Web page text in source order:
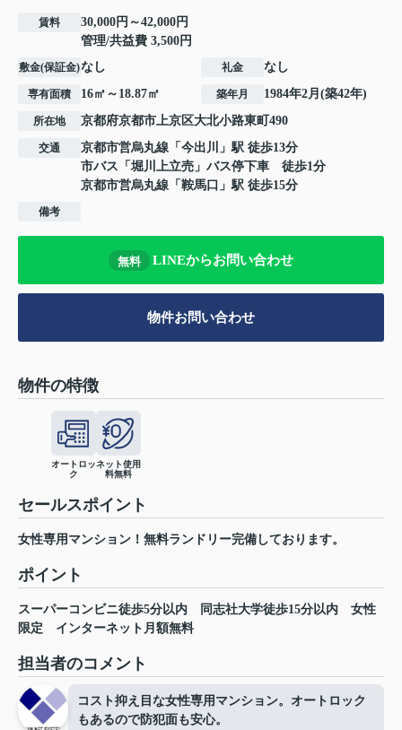
賃料
30,000円～42,000円
管理/共益費 3,500円
敷金(保証金)なし 礼金 なし
専有面積 16㎡～18.87㎡ 築年月 1984年2月(築42年)
所在地 京都府京都市上京区大北小路東町 490
交通 京都市営烏丸線 「 今出川
」駅 徒歩13分
市バス「堀川上立売」バス停下車 徒歩1分
京都市営烏丸線 「 鞍馬口 」駅 徒歩15分
備考
無料 LINEからお問い合わせ
物件お問い合わせ
物件の特徴
オートロッ
ク
ネット使用
料無料
セールスポイント
女性専用マンション！無料ランドリー完備しております。
ポイント
スーパーコンビニ徒歩5分以内 同志社大学徒歩15分以内
女性
限定
インターネット月額無料
担当者のコメント
コスト抑え目な女性専用マンション。オートロック
もあるので防犯面も安心。